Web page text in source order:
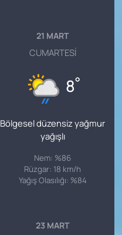
21 MART
CUMARTESI
8°
Bölgesel düzensiz yağmur
yağışlı
Nem: %86
Rüzgar: 18 km/h
Yağış Olasılığı: %84
23 MART